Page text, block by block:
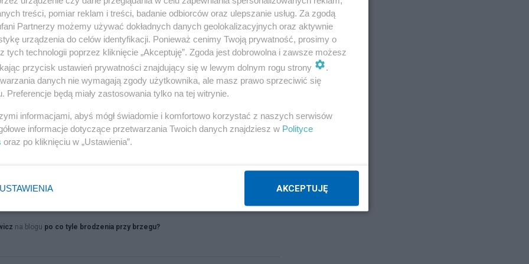
Towarzystwa
i Czytelnicy salonu prosimy bardzo o poparcie naszej petycji
zbiorowego przeciwko twórcom i dystrybutorom filmowego
na blogu po co tyle brodzenia przy brzegu?
treści, pomiar reklam i treści, badanie odbiorców oraz ulepszanie usług. Za zgodą
Partnerzy możemy używać dokładnych danych geolokalizacyjnych oraz aktywnie
urządzenia do celów identyfikacji. Ponieważ cenimy Twoją prywatność, prosimy o
tych technologii poprzez kliknięcie „Akceptuję”. Zgoda jest dobrowolna i zawsze możesz
przycisk ustawień prywatności znajdujący się w lewym dolnym rogu strony
.
danych nie wymagają zgody użytkownika, ale masz prawo sprzeciwić się
Preferencje będą miały zastosowania tylko na tej witrynie.
informacjami, abyś mógł świadomie i komfortowo korzystać z naszych serwisów
informacje dotyczące przetwarzania Twoich danych znajdziesz w Polityce
oraz po kliknięciu w „Ustawienia”.
USTAWIENIA AKCEPTUJĘ